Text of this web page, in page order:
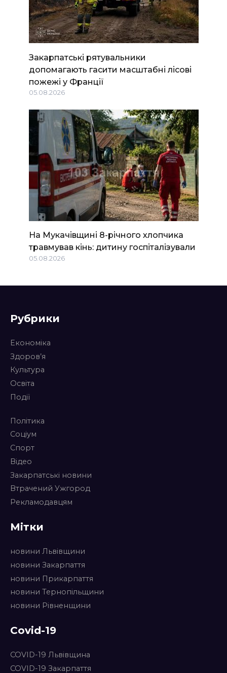
Закарпатські рятувальники
допомагають гасити масштабні лісові
пожежі у Франції
05.08.2026
На Мукачівщині 8-річного хлопчика
травмував кінь: дитину госпіталізували
05.08.2026
Рубрики
Економіка
Здоров’я
Культура
Освіта
Події
Політика
Соціум
Спорт
Відео
Закарпатські новини
Втрачений Ужгород
Рекламодавцям
Мітки
новини Львівщини
новини Закарпаття
новини Прикарпаття
новини Тернопільщини
новини Рівненщини
Covid-19
COVID-19 Львівщина
COVID-19 Закарпаття